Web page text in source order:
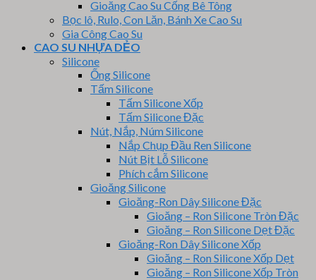
Gioăng Cao Su Cống Bê Tông
Bọc lô, Rulo, Con Lăn, Bánh Xe Cao Su
Gia Công Cao Su
CAO SU NHỰA DẺO
Silicone
Ống Silicone
Tấm Silicone
Tấm Silicone Xốp
Tấm Silicone Đặc
Nút, Nắp, Núm Silicone
Nắp Chụp Đầu Ren Silicone
Nút Bịt Lỗ Silicone
Phích cắm Silicone
Gioăng Silicone
Gioăng-Ron Dây Silicone Đặc
Gioăng – Ron Silicone Tròn Đặc
Gioăng – Ron Silicone Dẹt Đặc
Gioăng-Ron Dây Silicone Xốp
Gioăng – Ron Silicone Xốp Dẹt
Gioăng – Ron Silicone Xốp Tròn